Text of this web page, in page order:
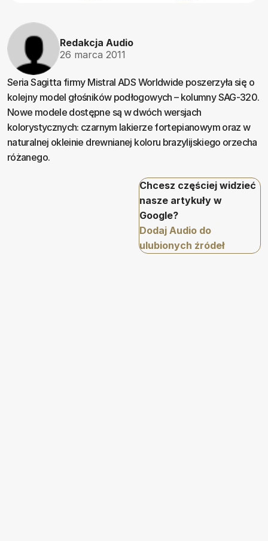
Redakcja Audio
26 marca 2011
Seria Sagitta firmy Mistral ADS Worldwide poszerzyła się o
kolejny model głośników podłogowych – kolumny SAG-320.
Nowe modele dostępne są w dwóch wersjach
kolorystycznych: czarnym lakierze fortepianowym oraz w
naturalnej okleinie drewnianej koloru brazylijskiego orzecha
różanego.
Chcesz częściej widzieć
nasze artykuły w
Google?
Dodaj Audio do
ulubionych źródeł